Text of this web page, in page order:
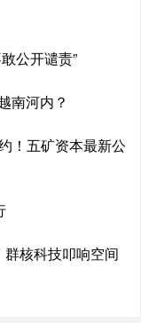
公开谴责”
南河内？
！五矿资本最新公
群核科技叩响空间